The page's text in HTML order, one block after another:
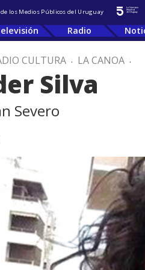
los Medios Públicos del Uruguay
Radio
CULTURA . LA CANOA .
Silva
Severo